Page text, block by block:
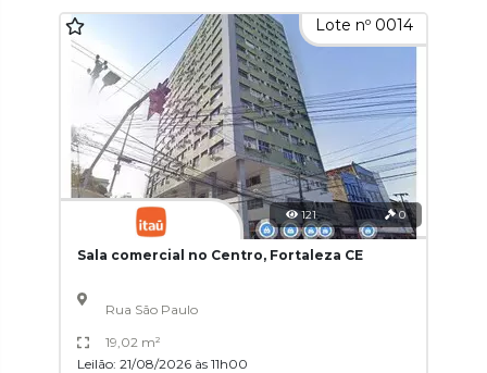
Lote nº 0014
121 0
Sala comercial no Centro, Fortaleza CE
Rua São Paulo
19,02 m²
Leilão: 21/08/2026 às 11h00